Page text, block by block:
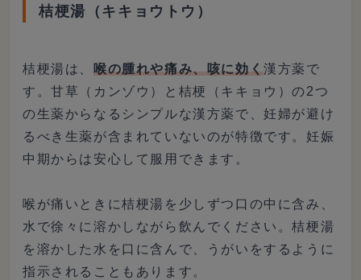
桔梗湯（キキョウトウ）
桔梗湯は、 喉の腫れや痛み、咳に効く漢方薬で
す。甘草（カンゾウ）と桔梗（キキョウ）の2つ
の生薬からなるシンプルな漢方薬で、妊婦が避け
るべき生薬が含まれていないのが特徴です。妊娠
中期からは安心して服用できます。
喉が痛いときに桔梗湯を少しずつ口の中に含み、
水で徐々に溶かしながら飲んでください。桔梗湯
を溶かした水を口に含んで、うがいをするように
指示されることもあります。